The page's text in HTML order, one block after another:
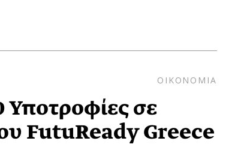
ΟΙΚΟΝΟΜΙΑ
σε
FutuReady Greece